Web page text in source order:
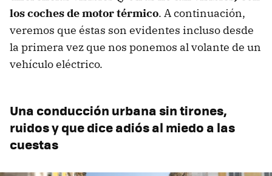
los coches de motor térmico. A continuación,
veremos que éstas son evidentes incluso desde
la primera vez que nos ponemos al volante de un
vehículo eléctrico.
Una conducción urbana sin tirones,
ruidos y que dice adiós al miedo a las
cuestas